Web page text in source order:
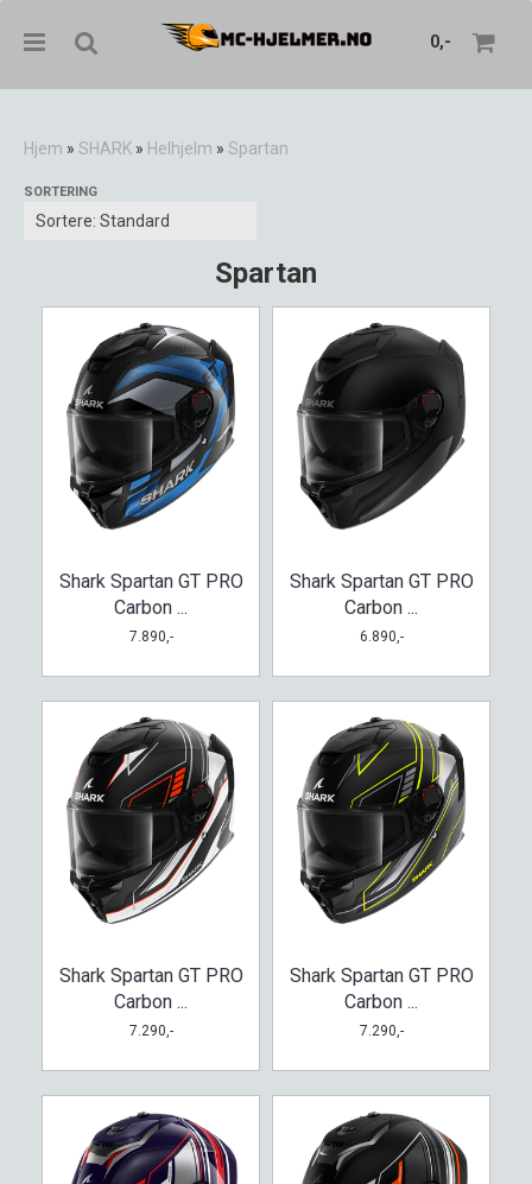
0,-
Hjem » SHARK » Helhjelm » Spartan
SORTERING
Spartan
Shark Spartan GT PRO
Carbon ...
7.890,-
Shark Spartan GT PRO
Carbon ...
6.890,-
Shark Spartan GT PRO
Carbon ...
7.290,-
Shark Spartan GT PRO
Carbon ...
7.290,-